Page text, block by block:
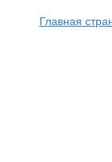
Главная